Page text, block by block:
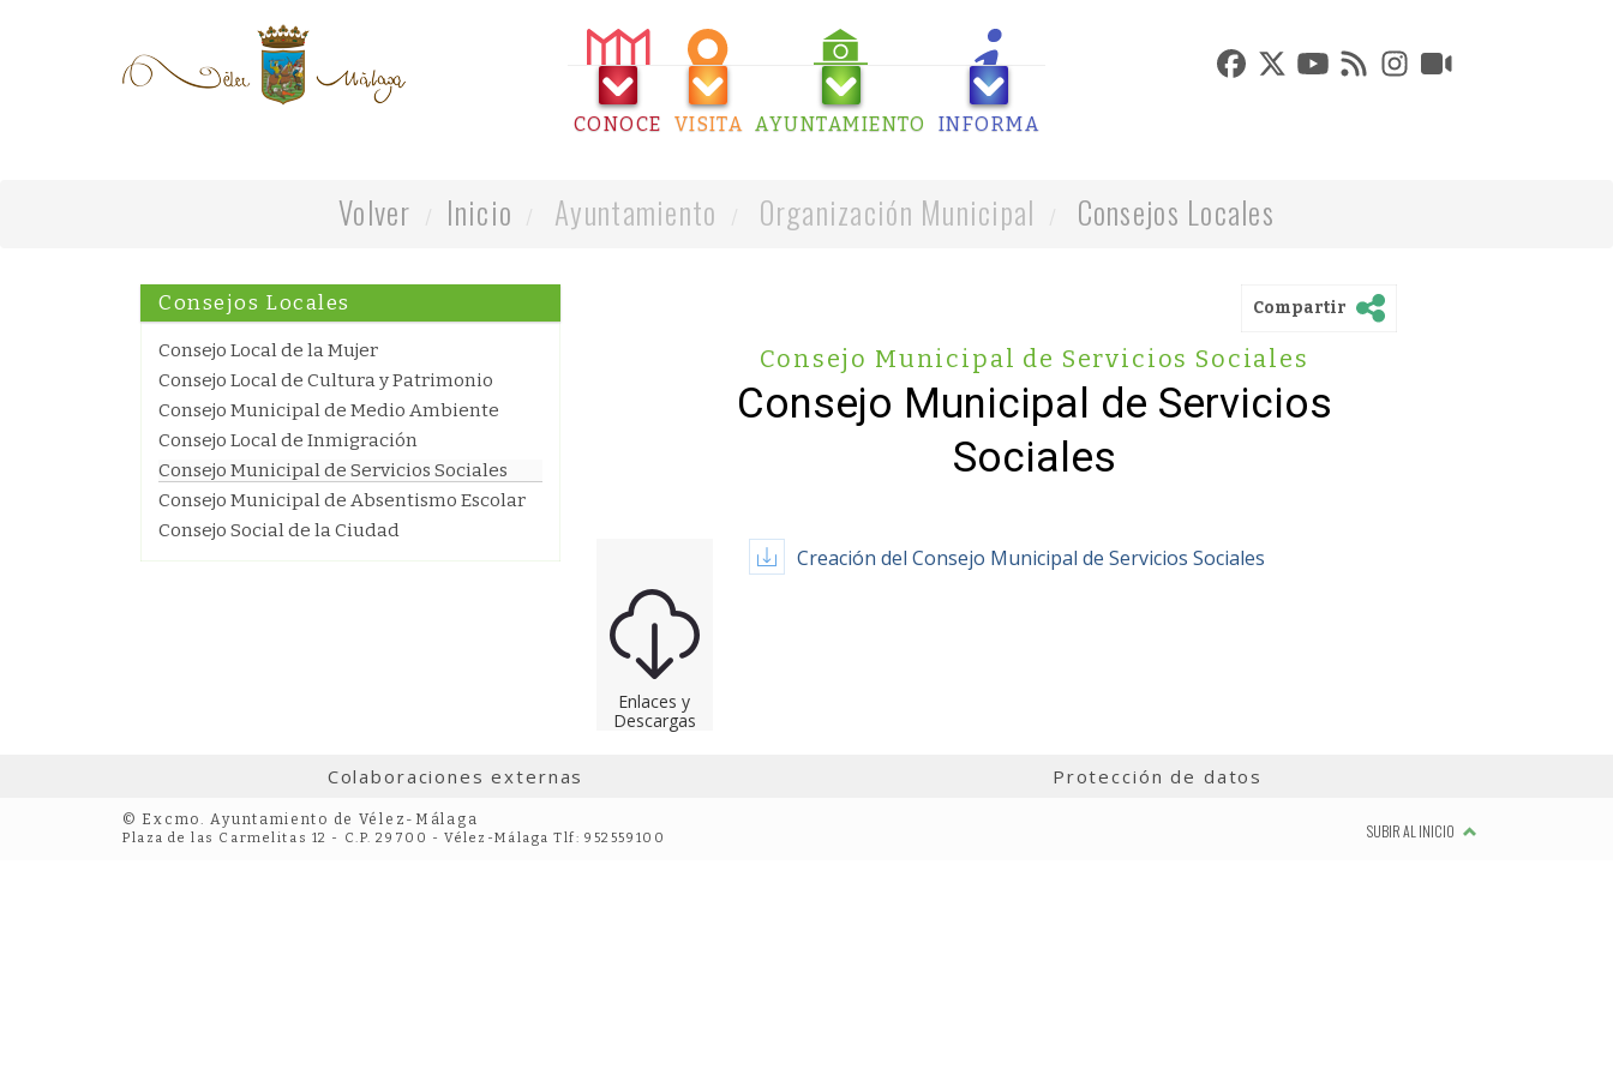
CONOCE VISITA AYUNTAMIENTO INFORMA
Volver Inicio Ayuntamiento Organización Municipal Consejos Locales
Consejos Locales
Consejo Local de la Mujer
Consejo Local de Cultura y Patrimonio
Consejo Municipal de Medio Ambiente
Consejo Local de Inmigración
Consejo Municipal de Servicios Sociales
Consejo Municipal de Absentismo Escolar
Consejo Social de la Ciudad
Compartir
Consejo Municipal de Servicios Sociales
Consejo Municipal de Servicios
Sociales
Enlaces y
Descargas
Creación del Consejo Municipal de Servicios Sociales
Colaboraciones externas Protección de datos
© Excmo. Ayuntamiento de Vélez-Málaga
Plaza de las Carmelitas 12 - C.P. 29700 - Vélez-Málaga Tlf: 952559100 SUBIR AL INICIO